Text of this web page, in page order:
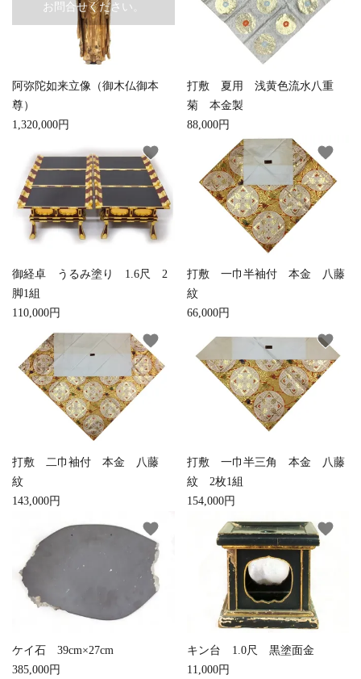
お問合せください。
阿弥陀如来立像（御木仏御本
尊）
1,320,000円
打敷 夏用 浅黄色流水八重
菊 本金製
88,000円
御経卓 うるみ塗り 1.6尺 2
脚1組
110,000円
favorite
打敷 一巾半袖付 本金 八藤
紋
66,000円
favorite
打敷 二巾袖付 本金 八藤
紋
143,000円
favorite
打敷 一巾半三角 本金 八藤
紋 2枚1組
154,000円
favorite
ケイ石 39cm×27cm
385,000円
favorite
キン台 1.0尺 黒塗面金
11,000円
favorite
キーワード
カテゴリー
close